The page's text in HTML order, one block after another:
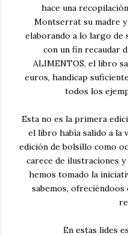
hace una
Montserrat su madre
elaborando a lo largo de
con un fin recaudar
ALIMENTOS, el libro
euros, handicap
todos los
Esta no es la primera
el libro había salido a la
edición de bolsillo como
carece de ilustraciones y
hemos tomado la
sabemos, ofreciéndoos
En estas lides